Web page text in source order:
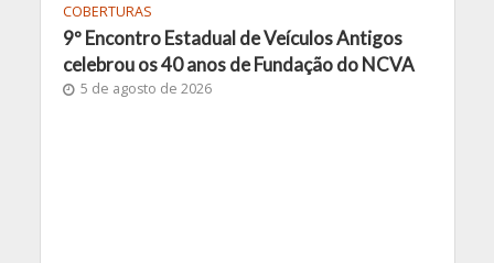
COBERTURAS
9º Encontro Estadual de Veículos Antigos
celebrou os 40 anos de Fundação do NCVA
5 de agosto de 2026